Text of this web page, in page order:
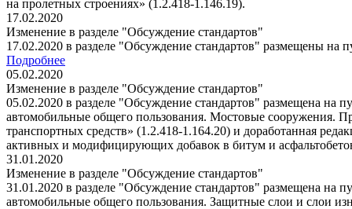
на пролетных строениях» (1.2.418-1.146.19).
17.02.2020
Изменение в разделе "Обсуждение стандартов"
17.02.2020 в разделе "Обсуждение стандартов" размещены
Подробнее
05.02.2020
Изменение в разделе "Обсуждение стандартов"
05.02.2020 в разделе "Обсуждение стандартов" размещена
автомобильные общего пользования. Мостовые сооружения.
транспортных средств» (1.2.418-1.164.20) и доработанная
активных и модифицирующих добавок в битум и
31.01.2020
Изменение в разделе "Обсуждение стандартов"
31.01.2020 в разделе "Обсуждение стандартов" размещена
автомобильные общего пользования. Защитные слои и слои